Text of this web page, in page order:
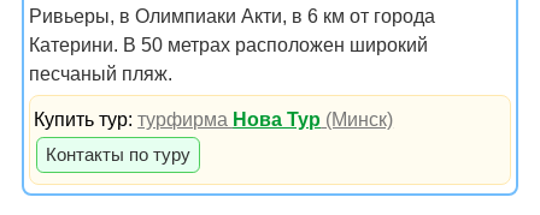
Ривьеры, в Олимпиаки Акти, в 6 км от города
Катерини. В 50 метрах расположен широкий
песчаный пляж.
Купить тур:турфирма Нова Тур (Минск)
Контакты по туру